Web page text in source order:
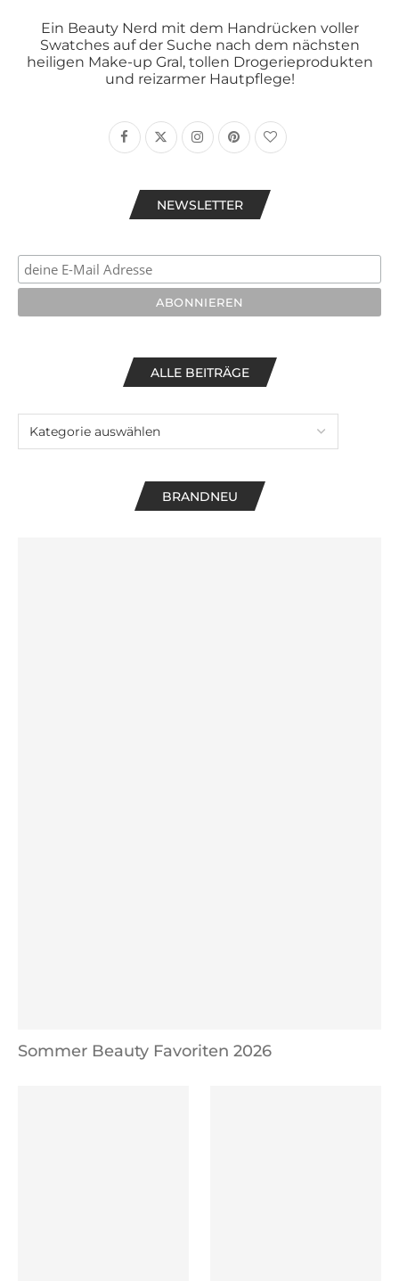
Ein Beauty Nerd mit dem Handrücken voller
Swatches auf der Suche nach dem nächsten
heiligen Make-up Gral, tollen Drogerieprodukten
und reizarmer Hautpflege!
NEWSLETTER
ALLE BEITRÄGE
BRANDNEU
Sommer Beauty Favoriten 2026